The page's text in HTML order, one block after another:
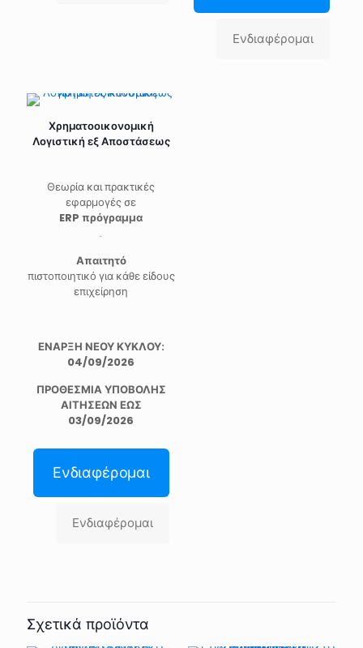
Ενδιαφέρομαι
Χρηματοοικονομική
Λογιστική εξ Αποστάσεως
Θεωρία και πρακτικές
εφαρμογές σε
ERP πρόγραμμα
.
Απαιτητό
πιστοποιητικό για κάθε είδους
επιχείρηση
ΕΝΑΡΞΗ ΝΕΟΥ ΚΥΚΛΟΥ:
04/09/2026
ΠΡΟΘΕΣΜΙΑ ΥΠΟΒΟΛΗΣ
ΑΙΤΗΣΕΩΝ ΕΩΣ
03/09/2026
Ενδιαφέρομαι
Ενδιαφέρομαι
Σχετικά προϊόντα